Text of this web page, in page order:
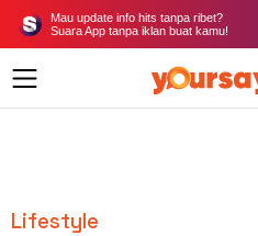
Mau update info hits tanpa ribet?
Suara App tanpa iklan buat kamu!
Lifestyle